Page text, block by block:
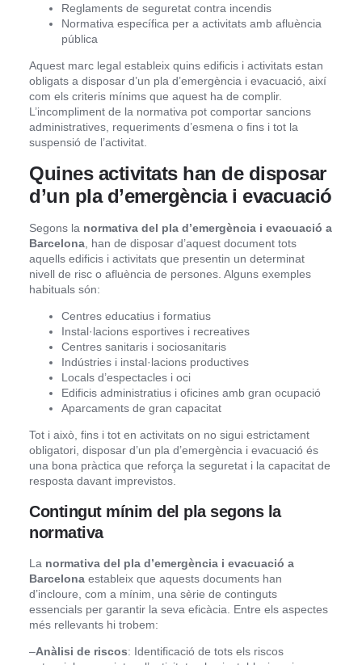
Reglaments de seguretat contra incendis
Normativa específica per a activitats amb afluència
pública
Aquest marc legal estableix quins edificis i activitats estan
obligats a disposar d’un pla d’emergència i evacuació, així
com els criteris mínims que aquest ha de complir.
L’incompliment de la normativa pot comportar sancions
administratives, requeriments d’esmena o fins i tot la
suspensió de l’activitat.
Quines activitats han de disposar
d’un pla d’emergència i evacuació
Segons la normativa del pla d’emergència i evacuació a
Barcelona , han de disposar d’aquest document tots
aquells edificis i activitats que presentin un determinat
nivell de risc o afluència de persones. Alguns exemples
habituals són:
Centres educatius i formatius
Instal·lacions esportives i recreatives
Centres sanitaris i sociosanitaris
Indústries i instal·lacions productives
Locals d’espectacles i oci
Edificis administratius i oficines amb gran ocupació
Aparcaments de gran capacitat
Tot i això, fins i tot en activitats on no sigui estrictament
obligatori, disposar d’un pla d’emergència i evacuació és
una bona pràctica que reforça la seguretat i la capacitat de
resposta davant imprevistos.
Contingut mínim del pla segons la
normativa
La normativa del pla d’emergència i evacuació a
Barcelona estableix que aquests documents han
d’incloure, com a mínim, una sèrie de continguts
essencials per garantir la seva eficàcia. Entre els aspectes
més rellevants hi trobem:
–Anàlisi de riscos: Identificació de tots els riscos